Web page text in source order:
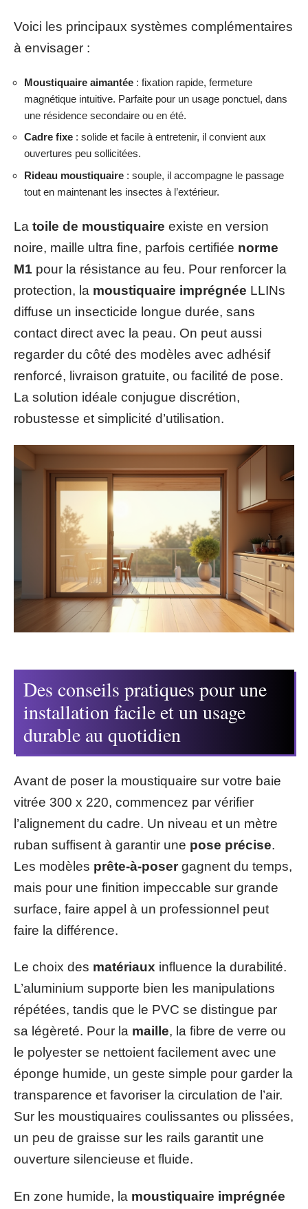
Voici les principaux systèmes complémentaires
à envisager :
Moustiquaire aimantée : fixation rapide, fermeture
magnétique intuitive. Parfaite pour un usage ponctuel, dans
une résidence secondaire ou en été.
Cadre fixe : solide et facile à entretenir, il convient aux
ouvertures peu sollicitées.
Rideau moustiquaire : souple, il accompagne le passage
tout en maintenant les insectes à l’extérieur.
La toile de moustiquaire existe en version
noire, maille ultra fine, parfois certifiée norme
M1 pour la résistance au feu. Pour renforcer la
protection, la moustiquaire imprégnée LLINs
diffuse un insecticide longue durée, sans
contact direct avec la peau. On peut aussi
regarder du côté des modèles avec adhésif
renforcé, livraison gratuite, ou facilité de pose.
La solution idéale conjugue discrétion,
robustesse et simplicité d’utilisation.
Des conseils pratiques pour une
installation facile et un usage
durable au quotidien
Avant de poser la moustiquaire sur votre baie
vitrée 300 x 220, commencez par vérifier
l’alignement du cadre. Un niveau et un mètre
ruban suffisent à garantir une pose précise.
Les modèles prête-à-posergagnent du temps,
mais pour une finition impeccable sur grande
surface, faire appel à un professionnel peut
faire la différence.
Le choix des matériaux influence la durabilité.
L’aluminium supporte bien les manipulations
répétées, tandis que le PVC se distingue par
sa légèreté. Pour la maille, la fibre de verre ou
le polyester se nettoient facilement avec une
éponge humide, un geste simple pour garder la
transparence et favoriser la circulation de l’air.
Sur les moustiquaires coulissantes ou plissées,
un peu de graisse sur les rails garantit une
ouverture silencieuse et fluide.
En zone humide, la moustiquaire imprégnée